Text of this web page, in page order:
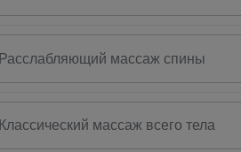
Расслабляющий массаж спины
Классический массаж всего тела